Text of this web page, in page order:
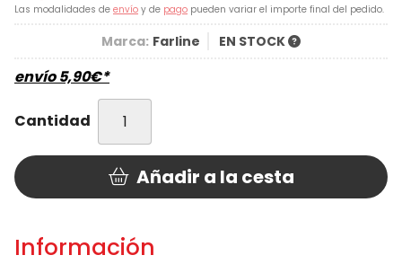
Las modalidades de envío y de pago pueden variar el importe final del pedido.
Marca: Farline EN STOCK
envío5,90€*
Cantidad
Añadir a la cesta
Información